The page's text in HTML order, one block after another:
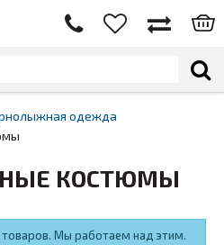
одежда
КОСТЮМЫ
Мы работаем над этим.